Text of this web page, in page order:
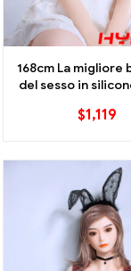
168cm La migliore
del sesso in
$1,119